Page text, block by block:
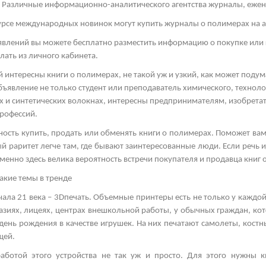
информационно-аналитического агентства журналы,
международных новинок могут купить журналы о полимерах на
вы можете бесплатно разместить информацию о покупке
из личного кабинета.
интересны книги о полимерах, не такой уж и узкий, как может
не только студент или преподаватель химического,
и синтетических волокнах, интересны предпринимателям,
купить, продать или обменять книги о полимерах. Поможет
раритет легче там, где бывают заинтересованные люди. Если речь
здесь велика вероятность встречи покупателя и продавца книг
темы в тренде
21 века – 3Dпечать. Объемные принтеры есть не только у
лицеях, центрах внешкольной работы, у обычных граждан,
рождения в качестве игрушек. На них печатают самолеты,
этого устройства не так уж и просто. Для этого